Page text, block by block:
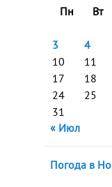
Пн
Вт
3
4
10
11
17
18
24
25
31
« Июл
Погода в